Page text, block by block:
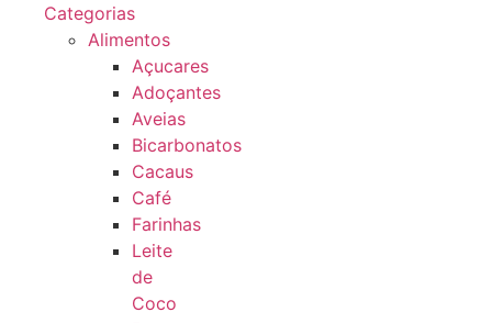
Categorias
Alimentos
Açucares
Adoçantes
Aveias
Bicarbonatos
Cacaus
Café
Farinhas
Leite
de
Coco